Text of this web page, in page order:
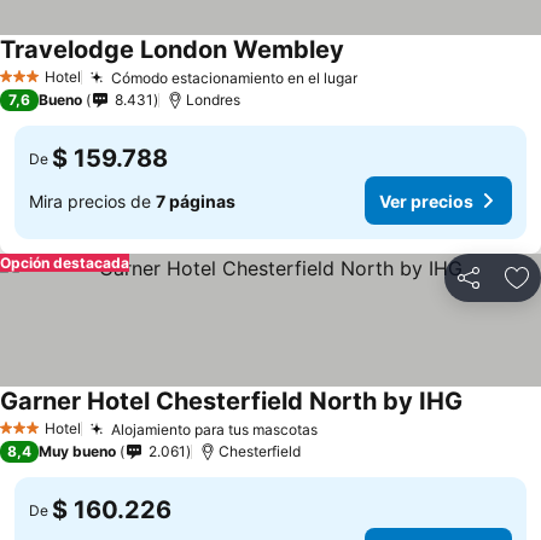
3 Estrellas
Hotel Cómodo estacionamiento en el lugar
Travelodge London Wembley
7,6 Bueno 8.431 Londres
De $ 159.788
Mira precios de 7 páginas Ver precios
Compartir
Opción destacada
3 Estrellas
Hotel Alojamiento para tus mascotas
Garner Hotel Chesterfield North by IHG
8,4 Muy bueno 2.061 Chesterfield
De $ 160.226